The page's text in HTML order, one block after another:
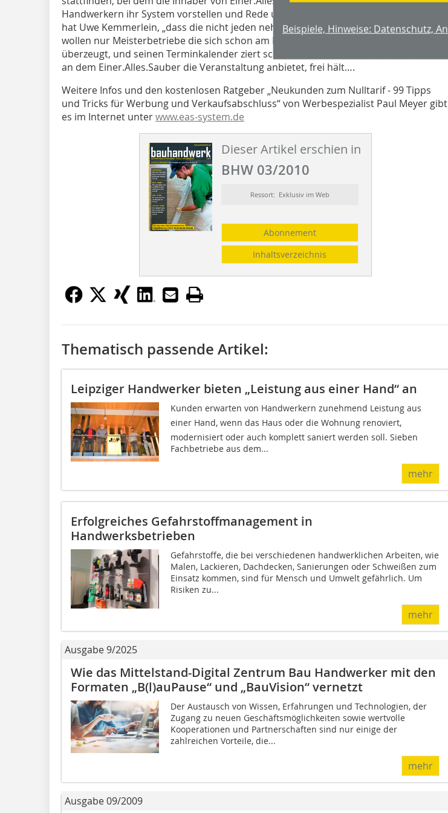
Handwerkern ihr System vorstellen und Rede und Antwort stehen werden. Gefallen
hat Uwe Kemmerlein, „dass die nicht jeden nehmen. Die gucken schon auf Qualität,
wollen nur Meisterbetriebe die sich schon am Markt bewährt haben.“ Das hat ihn
überzeugt, und seinen Terminkalender ziert schon ein blauer Strich, der den Abend,
an dem Einer.Alles.Sauber die Veranstaltung anbietet, frei hält….
Weitere Infos und den kostenlosen Ratgeber „Neukunden zum Nulltarif - 99 Tipps
und Tricks für Werbung und Verkaufsabschluss“ von Werbespezialist Paul Meyer gibt
es im Internet unterwww.eas-system.de
Dieser Artikel erschien in
BHW 03/2010
Ressort: Exklusiv im Web
Abonnement
Inhaltsverzeichnis
Thematisch passende Artikel:
Leipziger Handwerker bieten „Leistung aus einer Hand“ an
Kunden erwarten von Handwerkern zunehmend Leistung aus
einer Hand, wenn das Haus oder die Wohnung renoviert,
modernisiert oder auch komplett saniert werden soll. Sieben
Fachbetriebe aus dem...
mehr
Erfolgreiches Gefahrstoffmanagement in
Handwerksbetrieben
Gefahrstoffe, die bei verschiedenen handwerklichen Arbeiten, wie
Malen, Lackieren, Dachdecken, Sanierungen oder Schweißen zum
Einsatz kommen, sind für Mensch und Umwelt gefährlich. Um
Risiken zu...
mehr
Ausgabe 9/2025
Wie das Mittelstand-Digital Zentrum Bau Handwerker mit den
Formaten „B(l)auPause“ und „BauVision“ vernetzt
Der Austausch von Wissen, Erfahrungen und Technologien, der
Zugang zu neuen Geschäftsmöglichkeiten sowie wertvolle
Kooperationen und Partnerschaften sind nur einige der
zahlreichen Vorteile, die...
mehr
Ausgabe 09/2009